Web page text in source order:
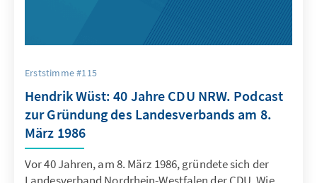
Erststimme #115
Hendrik Wüst: 40 Jahre CDU NRW. Podcast
zur Gründung des Landesverbands am 8.
März 1986
Vor 40 Jahren, am 8. März 1986, gründete sich der